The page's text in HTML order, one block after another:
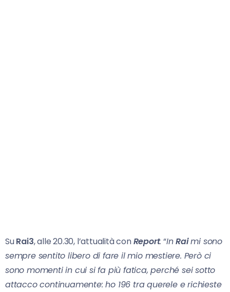
SuRai3, alle 20.30, l’attualità conReport. “InRaimi sono
sempre sentito libero di fare il mio mestiere. Però ci
sono momenti in cui si fa più fatica, perché sei sotto
attacco continuamente: ho 196 tra querele e richieste